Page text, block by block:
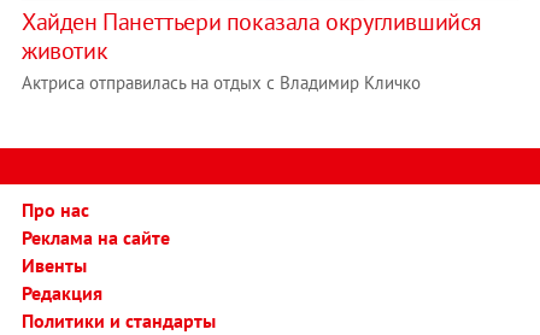
Хайден Панеттьери показала округлившийся
животик
Актриса отправилась на отдых с Владимир Кличко
Про нас
Реклама на сайте
Ивенты
Редакция
Политики и стандарты